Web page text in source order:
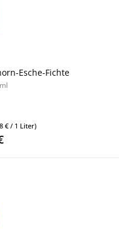
Esche-Fichte
€ / 1 Liter)